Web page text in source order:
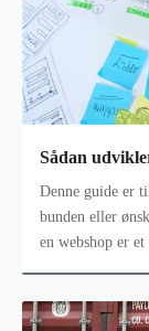
Sådan
Denne guide er
bunden eller
en webshop er